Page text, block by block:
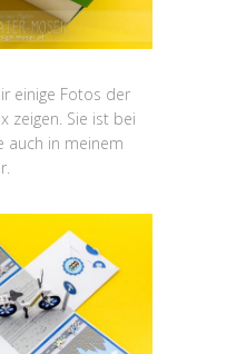
einige Fotos der
zeigen. Sie ist bei
auch in meinem